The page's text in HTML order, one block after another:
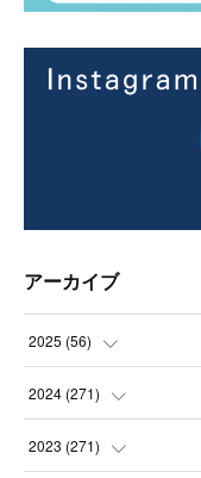
アーカイブ
2025 (56)
(14
(21
2024 (271)
(21
2023 (271)